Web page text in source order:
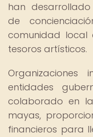
han
de
comunidad local
tesoros artísticos.
Organizaciones
entidades
colaborado en
mayas,
financieros para